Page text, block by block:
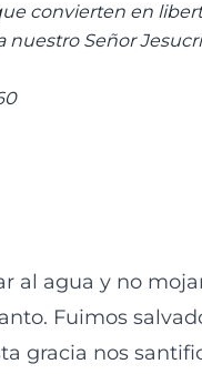
convierten en
nuestro Señor
al agua y no
Fuimos
gracia nos